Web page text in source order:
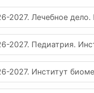
2027. Лечебное
2027. Педиатрия.
2027. Институт